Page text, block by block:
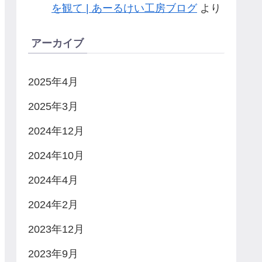
を観て | あーるけい工房ブログより
アーカイブ
2025年4月
2025年3月
2024年12月
2024年10月
2024年4月
2024年2月
2023年12月
2023年9月